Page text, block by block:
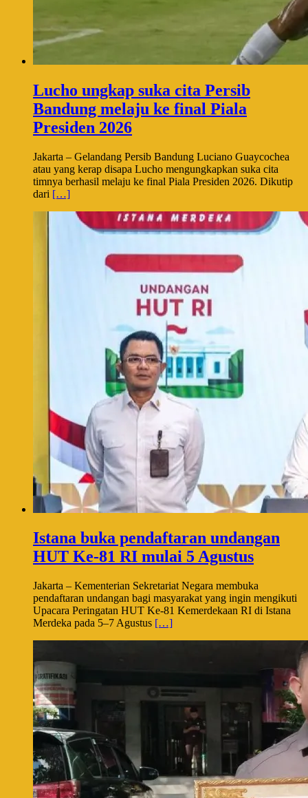
Lucho ungkap suka cita Persib
Bandung melaju ke final Piala
Presiden 2026
Jakarta – Gelandang Persib Bandung Luciano Guaycochea
atau yang kerap disapa Lucho mengungkapkan suka cita
timnya berhasil melaju ke final Piala Presiden 2026. Dikutip
dari […]
Istana buka pendaftaran undangan
HUT Ke-81 RI mulai 5 Agustus
Jakarta – Kementerian Sekretariat Negara membuka
pendaftaran undangan bagi masyarakat yang ingin mengikuti
Upacara Peringatan HUT Ke-81 Kemerdekaan RI di Istana
Merdeka pada 5–7 Agustus […]